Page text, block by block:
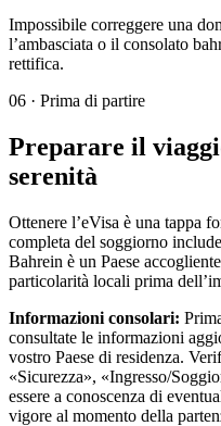
Impossibile correggere una
l’ambasciata o il consolato
rettifica.
06 · Prima di partire
Preparare il
serenità
Ottenere l’eVisa è una tappa
completa del soggiorno
Bahrein è un Paese
particolarità locali prima
Informazioni consolari:
consultate le informazioni
vostro Paese di residenza.
«Sicurezza», «Ingresso/
essere a conoscenza di
vigore al momento della